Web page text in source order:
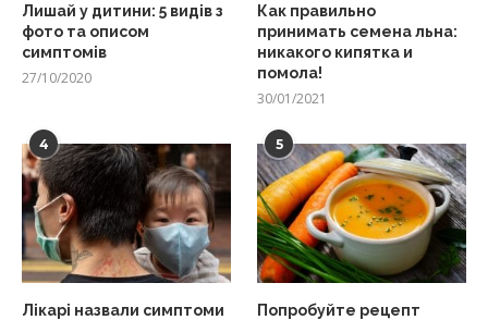
Лишай у дитини: 5 видів з
фото та описом
симптомів
27/10/2020
Как правильно
принимать семена льна:
никакого кипятка и
помола!
30/01/2021
4
Лікарі назвали симптоми
5
Попробуйте рецепт